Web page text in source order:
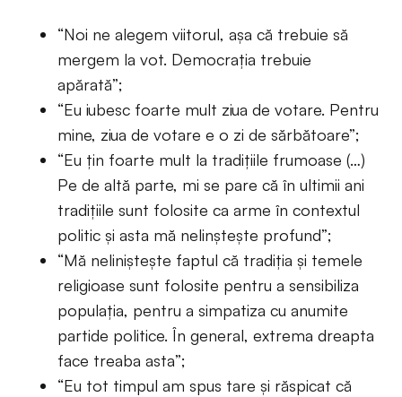
“Noi ne alegem viitorul, aşa că trebuie să
mergem la vot. Democrația trebuie
apărată”;
“Eu iubesc foarte mult ziua de votare. Pentru
mine, ziua de votare e o zi de sărbătoare”;
“Eu ţin foarte mult la tradiţiile frumoase (…)
Pe de altă parte, mi se pare că în ultimii ani
tradițiile sunt folosite ca arme în contextul
politic și asta mă nelinștește profund”;
“Mă neliniștește faptul că tradiția și temele
religioase sunt folosite pentru a sensibiliza
populația, pentru a simpatiza cu anumite
partide politice. În general, extrema dreapta
face treaba asta”;
“Eu tot timpul am spus tare şi răspicat că